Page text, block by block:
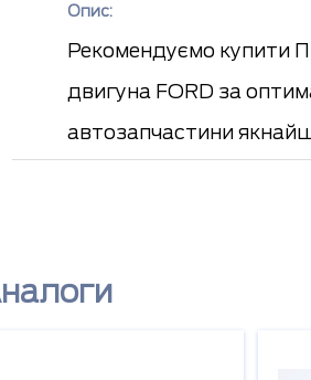
Опис:
Рекомендуємо купити
двигуна FORD за
автозапчастини